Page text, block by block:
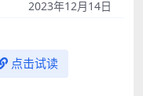
2023年12月14日
点击试读